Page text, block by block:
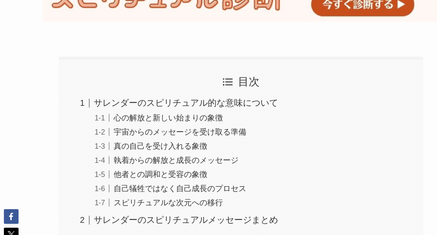
目次
サレンダーのスピリチュアル的な意味について
心の解放と新しい始まりの象徴
宇宙からのメッセージを受け取る準備
真の自己を受け入れる象徴
執着からの解放と成長のメッセージ
他者との調和と受容の象徴
自己犠牲ではなく自己成長のプロセス
スピリチュアルな次元への移行
サレンダーのスピリチュアルメッセージまとめ